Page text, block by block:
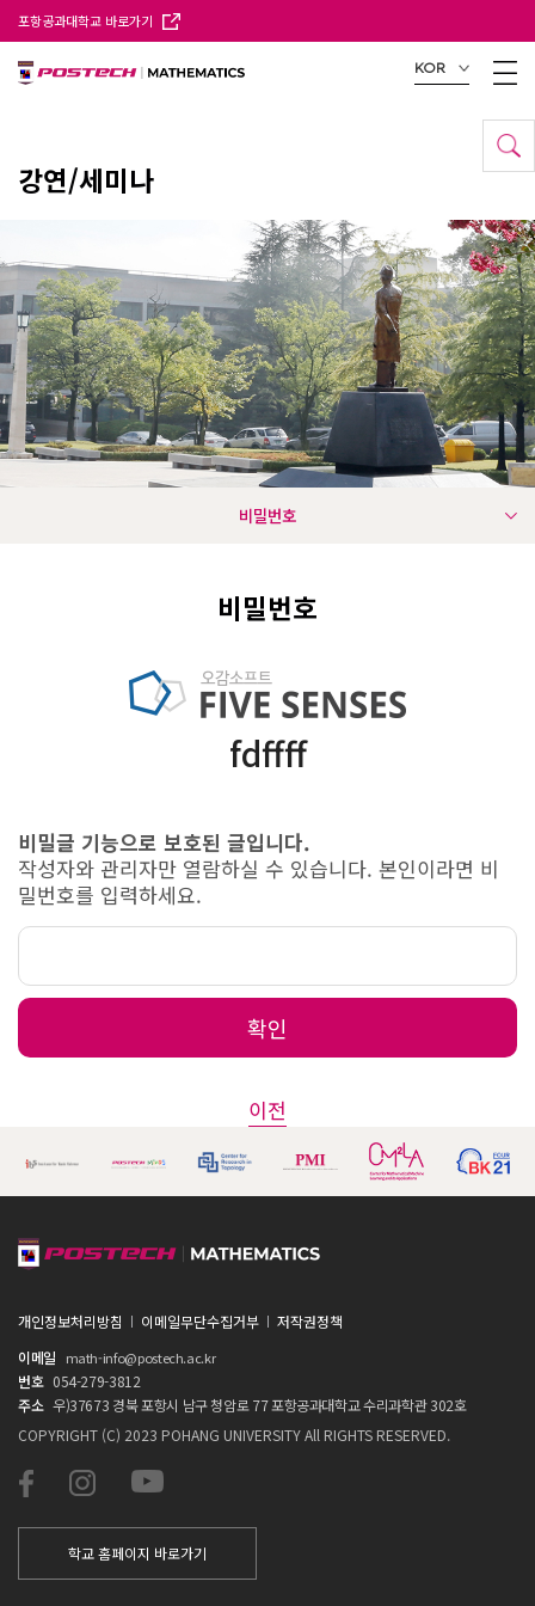
포항공과대학교 바로가기
KOR
강연/세미나
비밀번호
비밀번호
fdffff
비밀글 기능으로 보호된 글입니다.
작성자와 관리자만 열람하실 수 있습니다. 본인이라면 비
밀번호를 입력하세요.
확인
이전
개인정보처리방침 이메일무단수집거부
저작권정책
이메일
math-info@postech.ac.kr
번호 054-279-3812
주소 우)37673 경북 포항시 남구 청암로 77 포항공과대학교 수리과학관 302호
COPYRIGHT (C) 2023 POHANG UNIVERSITY All RIGHTS RESERVED.
학교 홈페이지 바로가기